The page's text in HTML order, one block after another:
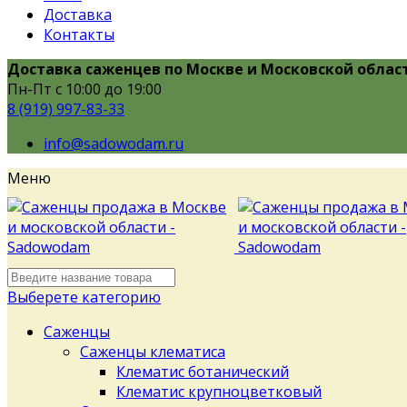
Доставка
Контакты
Доставка саженцев по Москве и Московской
Пн-Пт с 10:00 до 19:00
8 (919) 997-83-33
info@sadowodam.ru
Меню
Выберете категорию
Саженцы
Саженцы клематиса
Клематис ботанический
Клематис крупноцветковый